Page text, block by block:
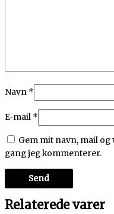
Navn *
E-mail *
Gem mit navn, mail
gang jeg kommenterer.
Relaterede varer